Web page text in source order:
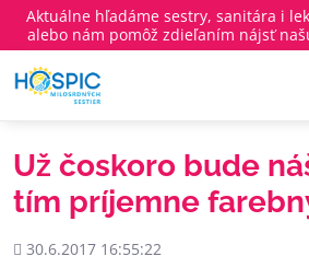
Aktuálne hľadáme sestry, sanitára i
alebo nám pomôž zdieľaním nájsť
Už čoskoro bude
tím príjemne
Pridané
30.6.2017 16:55:22